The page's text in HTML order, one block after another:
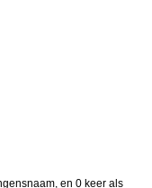
en 0 keer als